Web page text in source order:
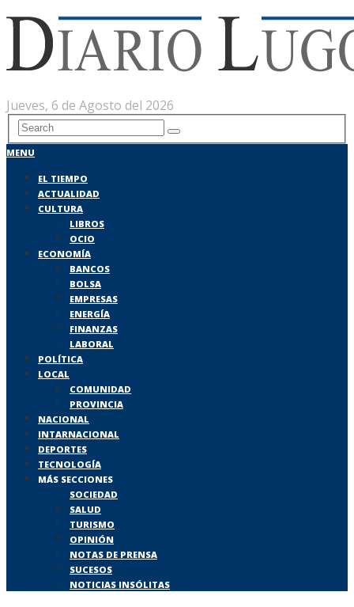
Jueves, 6 de Agosto del 2026
MENU
EL TIEMPO
ACTUALIDAD
CULTURA
LIBROS
OCIO
ECONOMÍA
BANCOS
BOLSA
EMPRESAS
ENERGÍA
FINANZAS
LABORAL
POLÍTICA
LOCAL
COMUNIDAD
PROVINCIA
NACIONAL
INTARNACIONAL
DEPORTES
TECNOLOGÍA
MÁS SECCIONES
SOCIEDAD
SALUD
TURISMO
OPINIÓN
NOTAS DE PRENSA
SUCESOS
NOTICIAS INSÓLITAS